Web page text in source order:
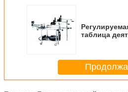
таблица